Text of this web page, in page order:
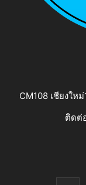
CM108 เชียงให
ติดต่